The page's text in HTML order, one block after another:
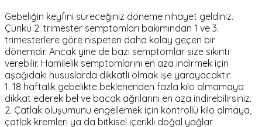
Gebeliğin keyfini süreceğiniz döneme nihayet geldiniz.
Çünkü 2. trimester semptomları bakımından 1 ve 3.
trimesterlere göre nispeten daha kolay geçen bir
dönemdir. Ancak yine de bazı semptomlar size sıkıntı
verebilir. Hamilelik semptomlarını en aza indirmek için
aşağıdaki hususlarda dikkatli olmak işe yarayacaktır.
1. 18 haftalık gebelikte beklenenden fazla kilo almamaya
dikkat ederek bel ve bacak ağrılarını en aza indirebilirsiniz.
2. Çatlak oluşumunu engellemek için kontrollü kilo almaya,
çatlak kremleri ya da bitkisel içerikli doğal yağlar